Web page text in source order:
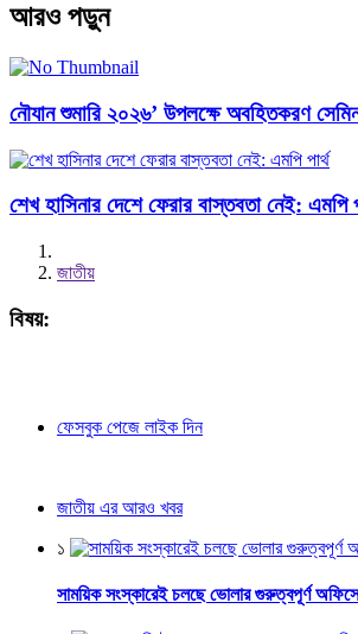
আরও পড়ুন
নৌযান শুমারি ২০২৬’ উপলক্ষে অবহিতকরণ
শেখ হাসিনার দেশে ফেরার বাস্তবতা নেই: এমপি
জাতীয়
বিষয়:
ফেসবুক পেজে লাইক দিন
জাতীয় এর আরও খবর
১
সাময়িক সংস্কারেই চলছে ভোলার গুরুত্বপূর্ণ